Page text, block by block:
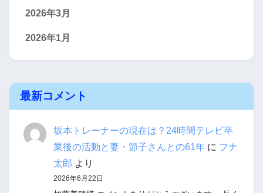
2026年3月
2026年1月
最新コメント
坂本トレーナーの現在は？24時間テレビ卒
業後の活動と妻・節子さんとの61年に フナ
太郎 より
2026年6月22日